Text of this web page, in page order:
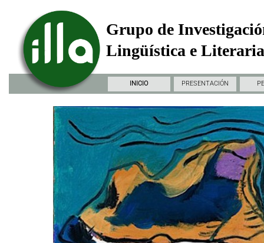
Grupo de
Lingüística e
INICIO PRESENTACIÓN